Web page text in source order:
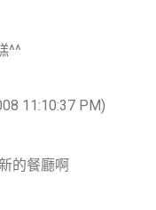
^^
11:10:37 PM)
的餐廳啊